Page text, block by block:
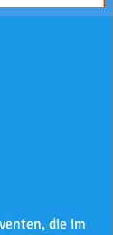
die im